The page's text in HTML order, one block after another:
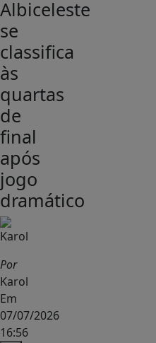
Albiceleste
se
classifica
às
quartas
de
final
após
jogo
dramático
Por
Karol
Em
07/07/2026
16:56